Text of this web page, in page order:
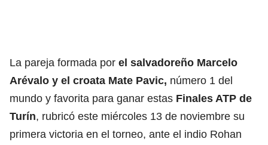
La pareja formada por el salvadoreño Marcelo
Arévalo y el croata Mate Pavic, número 1 del
mundo y favorita para ganar estas Finales ATP de
Turín, rubricó este miércoles 13 de noviembre su
primera victoria en el torneo, ante el indio Rohan